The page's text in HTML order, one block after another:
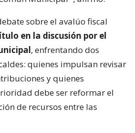
sobre el avalúo fiscal
en la discusión por el
, enfrentando dos
quienes impulsan revisar
y quienes
debe ser reformar el
de recursos entre las